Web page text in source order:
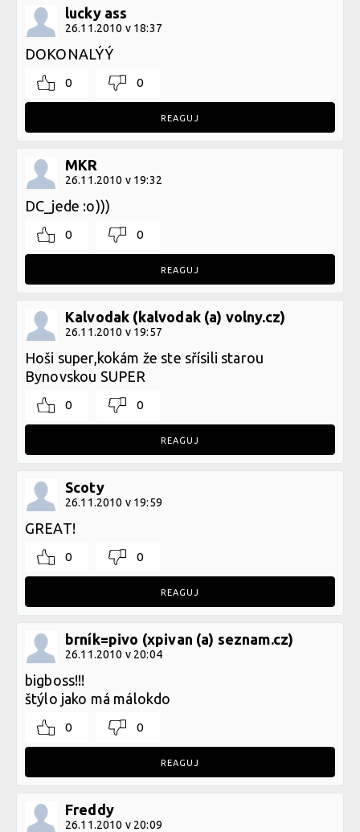
lucky ass
26.11.2010 v 18:37
DOKONALÝÝ
0 0
REAGUJ
MKR
26.11.2010 v 19:32
DC_jede :o)))
0 0
REAGUJ
Kalvodak (kalvodak (a) volny.cz)
26.11.2010 v 19:57
Hoši super,kokám že ste sřísili starou
Bynovskou SUPER
0 0
REAGUJ
Scoty
26.11.2010 v 19:59
GREAT!
0 0
REAGUJ
brník=pivo (xpivan (a) seznam.cz)
26.11.2010 v 20:04
bigboss!!!
štýlo jako má málokdo
0 0
REAGUJ
Freddy
26.11.2010 v 20:09